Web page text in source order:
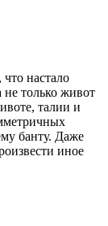
настало
не только живот
талии и
банту. Даже
иное